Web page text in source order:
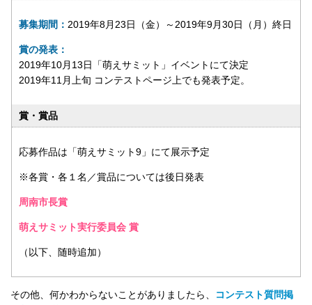
募集期間： 2019年8月23日（金）～2019年9月30日（月）終日
賞の発表：
2019年10月13日「萌えサミット」イベントにて決定
2019年11月上旬 コンテストページ上でも発表予定。
賞・賞品
応募作品は「萌えサミット9」にて展示予定
※各賞・各１名／賞品については後日発表
周南市長賞
萌えサミット実行委員会 賞
（以下、随時追加）
その他、何かわからないことがありましたら、
コンテスト質問掲